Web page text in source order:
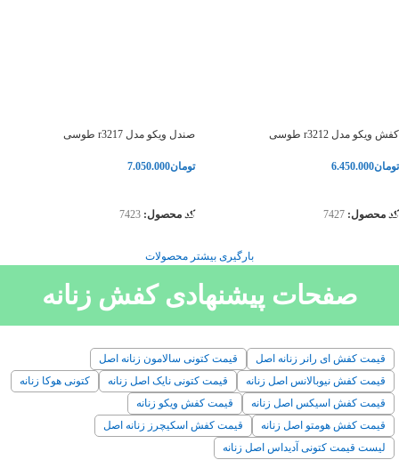
کفش ویکو مدل r3212 طوسی
تومان6.450.000
کد محصول: 7427
صندل ویکو مدل r3217 طوسی
تومان7.050.000
کد محصول: 7423
بارگیری بیشتر محصولات
صفحات پیشنهادی کفش زنانه
قیمت کفش ای رانر زنانه اصل
قیمت کتونی سالامون زنانه اصل
قیمت کفش نیوبالانس اصل زنانه
قیمت کتونی نایک اصل زنانه
کتونی هوکا زنانه
قیمت کفش اسیکس اصل زنانه
قیمت کفش ویکو زنانه
قیمت کفش هومتو اصل زنانه
قیمت کفش اسکیچرز زنانه اصل
لیست قیمت کتونی آدیداس اصل زنانه